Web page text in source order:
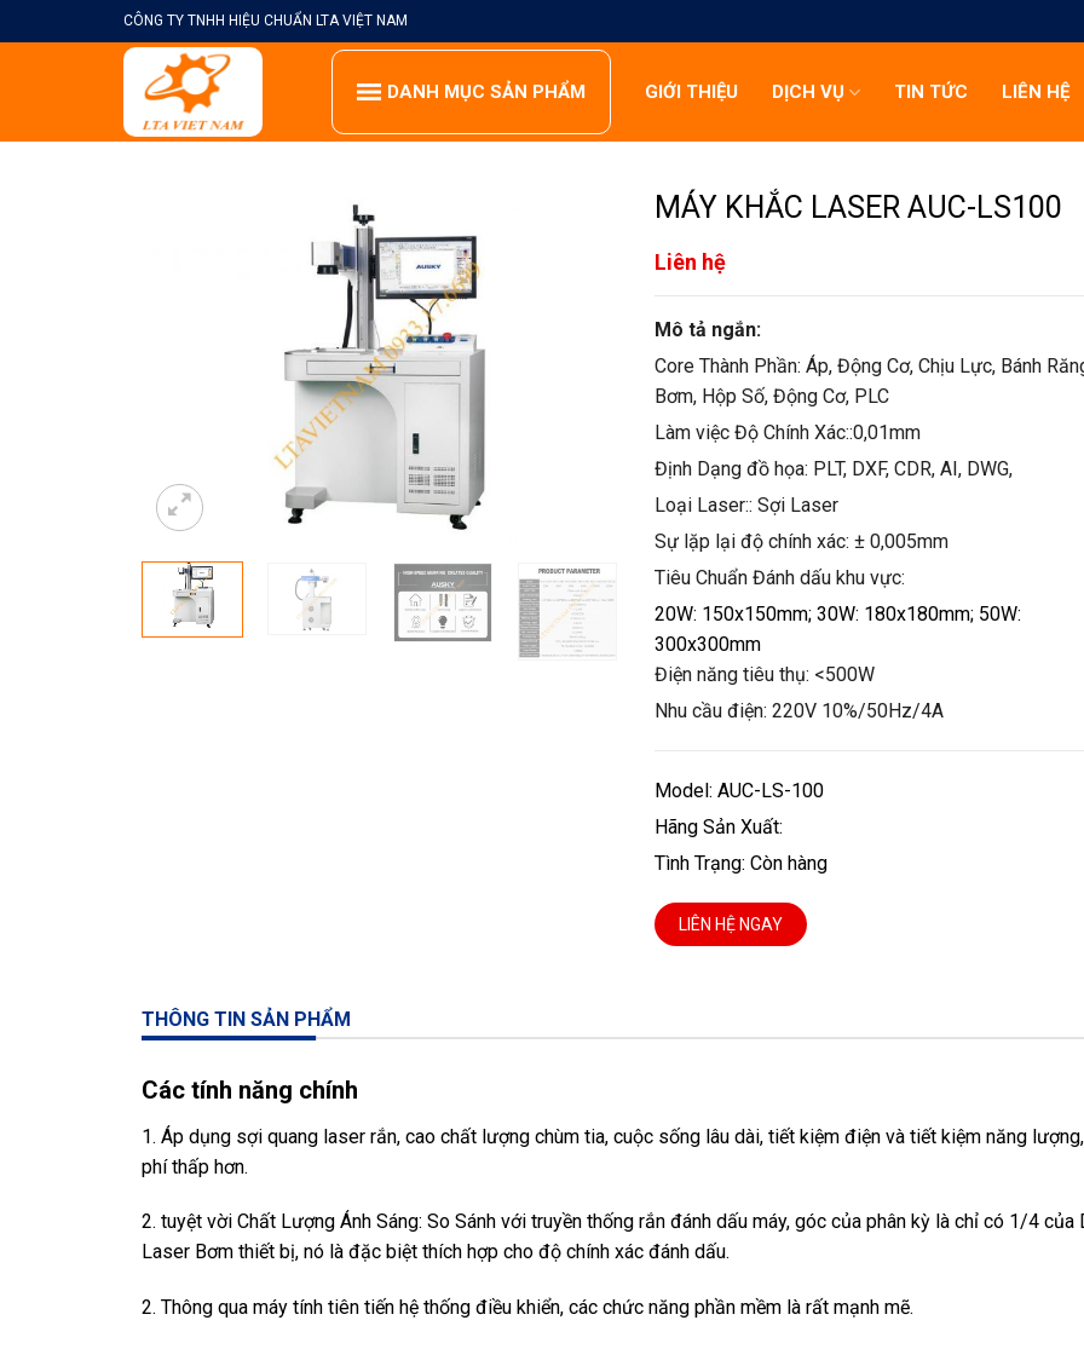
to
CÔNG TY TNHH HIỆU CHUẨN LTA VIỆT NAM
DANH MỤC SẢN PHẨM GIỚI THIỆU DỊCH VỤ TIN TỨC LIÊN HỆ
MÁY KHẮC LASER AUC-LS100
Liên hệ
Mô tả ngắn:
Core Thành Phần: Áp, Động Cơ, Chịu Lực, Bánh
Bơm, Hộp Số, Động Cơ, PLC
Làm việc Độ Chính Xác::0,01mm
Định Dạng đồ họa: PLT, DXF, CDR, AI, DWG,
Loại Laser:: Sợi Laser
Sự lặp lại độ chính xác: ± 0,005mm
Tiêu Chuẩn Đánh dấu khu vực:
20W: 150x150mm; 30W: 180x180mm; 50W:
300x300mm
Điện năng tiêu thụ: <500W
Nhu cầu điện: 220V 10%/50Hz/4A
Model: AUC-LS-100
Hãng Sản Xuất:
Tình Trạng: Còn hàng
LIÊN HỆ NGAY
THÔNG TIN SẢN PHẨM
Các tính năng chính
1. Áp dụng sợi quang laser rắn, cao chất lượng chùm tia, cuộc sống lâu dài, tiết kiệm điện và tiết kiệm năng
phí thấp hơn.
2. tuyệt vời Chất Lượng Ánh Sáng: So Sánh với truyền thống rắn đánh dấu máy, góc của phân kỳ là chỉ có 1/4 của
Laser Bơm thiết bị, nó là đặc biệt thích hợp cho độ chính xác đánh dấu.
2. Thông qua máy tính tiên tiến hệ thống điều khiển, các chức năng phần mềm là rất mạnh mẽ.